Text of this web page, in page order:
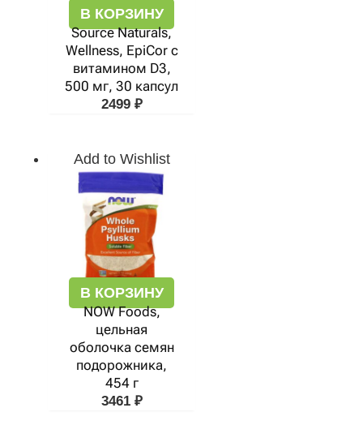
В КОРЗИНУ
Source Naturals,
Wellness, EpiCor с
витамином D3,
500 мг, 30 капсул
2499 ₽
Add to Wishlist
В КОРЗИНУ
NOW Foods,
цельная
оболочка семян
подорожника,
454 г
3461 ₽